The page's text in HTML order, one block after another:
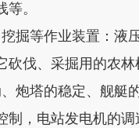
。
掘等作业装置：
伐、采掘用的农
炮塔的稳定、舰
，电站发电机的